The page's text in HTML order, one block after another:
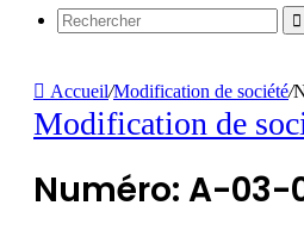
Accueil/Modification de société/
Modification de
Numéro: A-03-